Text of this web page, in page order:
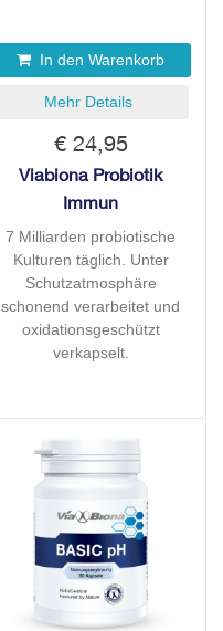
In den Warenkorb
Mehr Details
€ 24,95
Viabiona Probiotik
Immun
7 Milliarden probiotische
Kulturen täglich. Unter
Schutzatmosphäre
schonend verarbeitet und
oxidationsgeschützt
verkapselt.